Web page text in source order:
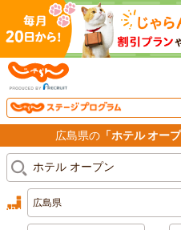
広島県の「ホテル オープ
広島県